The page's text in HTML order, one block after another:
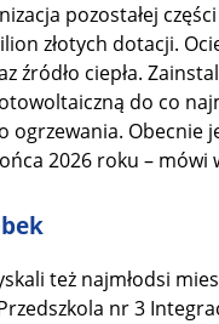
pozostałej
złotych dotacji.
ciepła.
do co
ogrzewania. Obecnie
2026 roku – mówi
też najmłodsi
nr 3